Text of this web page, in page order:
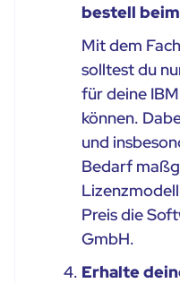
bestell
Mit dem
solltest du
für deine
können.
und
Bedarf
Preis die
GmbH.
Erhalte